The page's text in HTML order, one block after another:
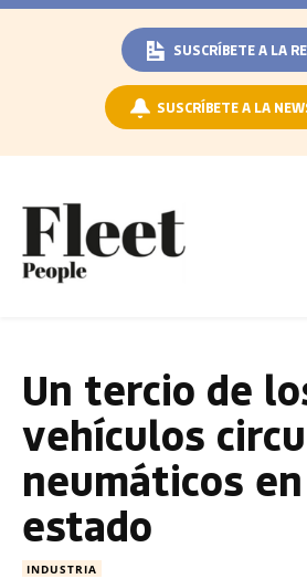
SUSCRÍBETE A LA
SUSCRÍBETE A LA
Un tercio de
vehículos
neumáticos
estado
INDUSTRIA